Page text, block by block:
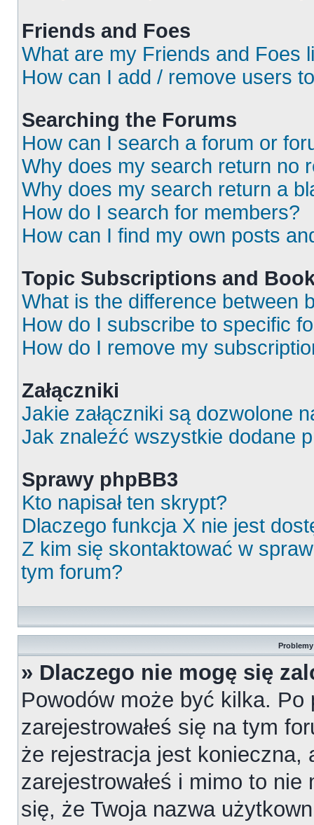
Friends and Foes
What are my Friends and Foes
How can I add / remove users
Searching the Forums
How can I search a forum or
Why does my search return no
Why does my search return a
How do I search for members?
How can I find my own posts
Topic Subscriptions and
What is the difference between
How do I subscribe to specific
How do I remove my
Załączniki
Jakie załączniki są dozwolone
Jak znaleźć wszystkie dodane
Sprawy phpBB3
Kto napisał ten skrypt?
Dlaczego funkcja X nie jest
Z kim się skontaktować w
tym forum?
» Dlaczego nie mogę się
Powodów może być kilka.
zarejestrowałeś się na tym
że rejestracja jest konieczna,
zarejestrowałeś i mimo to
się, że Twoja nazwa